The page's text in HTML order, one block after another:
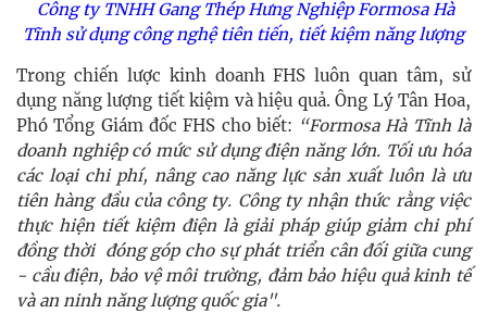
Công ty TNHH Gang Thép Hưng Nghiệp Formosa Hà
Tĩnh sử dụng công nghệ tiên tiến, tiết kiệm năng lượng
Trong chiến lược kinh doanh FHS luôn quan tâm, sử
dụng năng lượng tiết kiệm và hiệu quả. Ông Lý Tân Hoa,
Phó Tổng Giám đốc FHS cho biết: “Formosa Hà Tĩnh là
doanh nghiệp có mức sử dụng điện năng lớn. Tối ưu hóa
các loại chi phí, nâng cao năng lực sản xuất luôn là ưu
tiên hàng đầu của công ty. Công ty nhận thức rằng việc
thực hiện tiết kiệm điện là giải pháp giúp giảm chi phí
đồng thời đóng góp cho sự phát triển cân đối giữa cung
- cầu điện, bảo vệ môi trường, đảm bảo hiệu quả kinh tế
và an ninh năng lượng quốc gia".